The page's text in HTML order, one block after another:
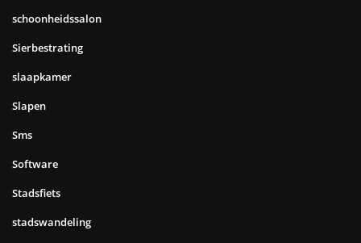
schoonheidssalon
Sierbestrating
slaapkamer
Slapen
Sms
Software
Stadsfiets
stadswandeling